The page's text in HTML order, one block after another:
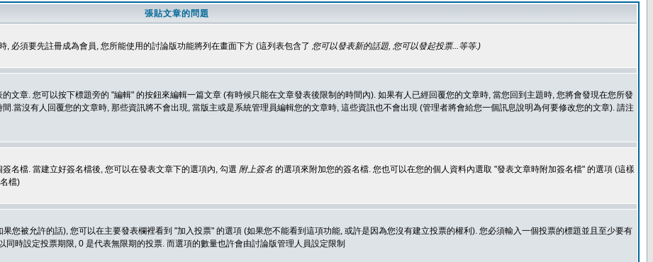
張貼文章的問題
必須要先註冊成為會員, 您所能使用的討論版功能將列在畫面下方 (這列表包含了 您可以發表新的話題, 您可以發起投票...等等.)
文章. 您可以按下標題旁的 "編輯" 的按鈕來編輯一篇文章 (有時候只能在文章發表後限制的時間內). 如果有人已經回覆您的文章時, 當您回到主題時, 您將會發現在您所發
.當沒有人回覆您的文章時, 那些資訊將不會出現, 當版主或是系統管理員編輯您的文章時, 這些資訊也不會出現 (管理者將會給您一個訊息說明為何要修改您的文章). 請注
名檔. 當建立好簽名檔後, 您可以在發表文章下的選項內, 勾選 附上簽名 的選項來附加您的簽名檔. 您也可以在您的個人資料內選取 "發表文章時附加簽名檔" 的選項 (這樣
檔)
您被允許的話), 您可以在主要發表欄裡看到 "加入投票" 的選項 (如果您不能看到這項功能, 或許是因為您沒有建立投票的權利). 您必須輸入一個投票的標題並且至少要有
時設定投票期限, 0 是代表無限期的投票. 而選項的數量也許會由討論版管理人員設定限制